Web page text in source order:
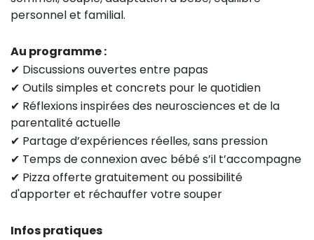
personnel et familial.
Au programme :
✔ Discussions ouvertes entre papas
✔ Outils simples et concrets pour le quotidien
✔ Réflexions inspirées des neurosciences et de la
parentalité actuelle
✔ Partage d’expériences réelles, sans pression
✔ Temps de connexion avec bébé s’il t’accompagne
✔ Pizza offerte gratuitement ou possibilité
d'apporter et réchauffer votre souper
Infos pratiques